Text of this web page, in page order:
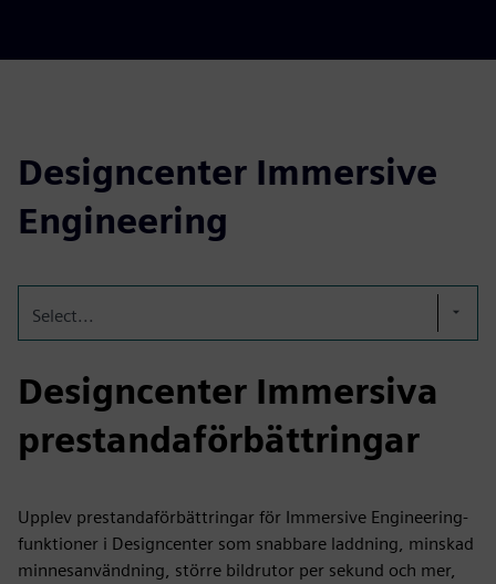
Designcenter Immersive
Engineering
Select...
Designcenter Immersiva
prestandaförbättringar
Upplev prestandaförbättringar för Immersive Engineering-
funktioner i Designcenter som snabbare laddning, minskad
minnesanvändning, större bildrutor per sekund och mer,